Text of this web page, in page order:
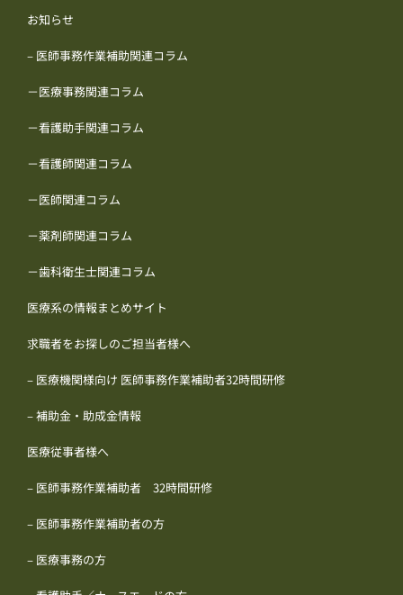
お知らせ
– 医師事務作業補助関連コラム
－医療事務関連コラム
－看護助手関連コラム
－看護師関連コラム
－医師関連コラム
－薬剤師関連コラム
－歯科衛生士関連コラム
医療系の情報まとめサイト
求職者をお探しのご担当者様へ
– 医療機関様向け 医師事務作業補助者32時間研修
– 補助金・助成金情報
医療従事者様へ
– 医師事務作業補助者 32時間研修
– 医師事務作業補助者の方
– 医療事務の方